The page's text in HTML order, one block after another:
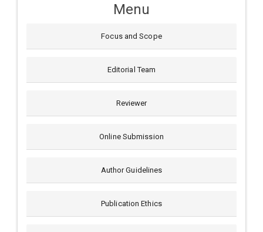
Menu
Focus and Scope
Editorial Team
Reviewer
Online Submission
Author Guidelines
Publication Ethics